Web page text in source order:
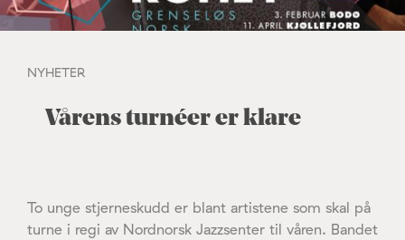
NYHETER
Vårens turnéer er klare
To unge stjerneskudd er blant artistene som skal på
turne i regi av Nordnorsk Jazzsenter til våren. Bandet